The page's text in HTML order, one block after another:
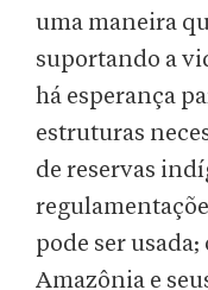
uma maneira
suportando a
há esperança
estruturas
de reservas
pode ser
Amazônia e